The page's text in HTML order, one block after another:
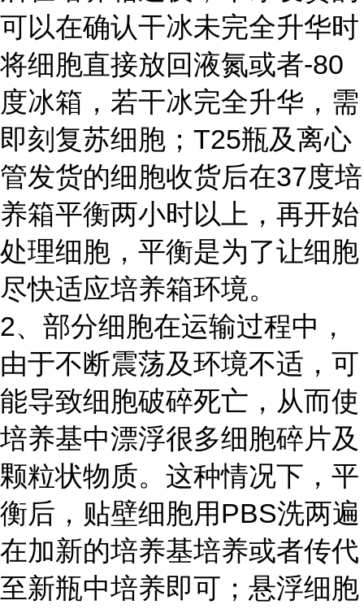
可以在确认干冰未完全升华时
将细胞直接放回液氮或者-80
度冰箱，若干冰完全升华，需
即刻复苏细胞；T25瓶及离心
管发货的细胞收货后在37度培
养箱平衡两小时以上，再开始
处理细胞，平衡是为了让细胞
尽快适应培养箱环境。
2、部分细胞在运输过程中，
由于不断震荡及环境不适，可
能导致细胞破碎死亡，从而使
培养基中漂浮很多细胞碎片及
颗粒状物质。这种情况下，平
衡后，贴壁细胞用PBS洗两遍
在加新的培养基培养或者传代
至新瓶中培养即可；悬浮细胞